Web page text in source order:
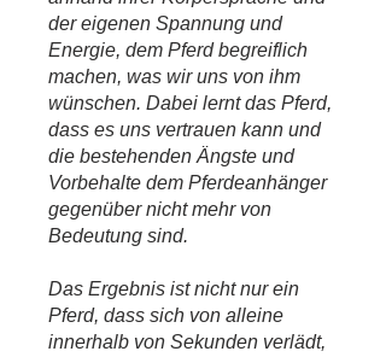
der eigenen Spannung und
Energie, dem Pferd begreiflich
machen, was wir uns von ihm
wünschen. Dabei lernt das Pferd,
dass es uns vertrauen kann und
die bestehenden Ängste und
Vorbehalte dem Pferdeanhänger
gegenüber nicht mehr von
Bedeutung sind.
Das Ergebnis ist nicht nur ein
Pferd, dass sich von alleine
innerhalb von Sekunden verlädt,